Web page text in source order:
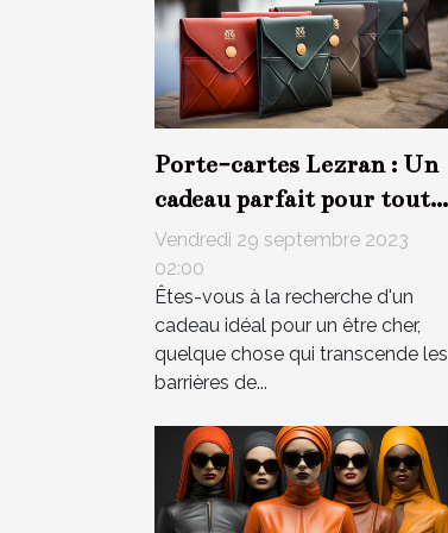
Porte-cartes Lezran : Un
cadeau parfait pour tout
âge
Vendredi 29 septembre 2023
02:00
Êtes-vous à la recherche d'un
cadeau idéal pour un être cher,
quelque chose qui transcende les
barrières de...